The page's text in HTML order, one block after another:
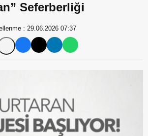
Seferberliği
: 29.06.2026 07:37